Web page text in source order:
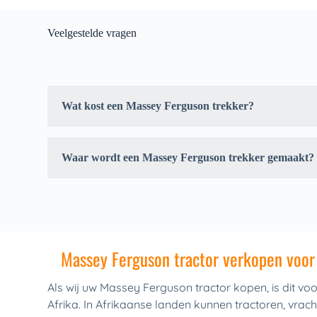
Veelgestelde vragen
Wat kost een Massey Ferguson trekker?
afhankelijk van het type, bouwjaar, draaiuren,
Waar wordt een Massey Ferguson trekker gemaakt?
Massey Ferguson tractor verkopen
Als wij uw Massey Ferguson tractor kopen, is dit
Afrika. In Afrikaanse landen kunnen tractoren,